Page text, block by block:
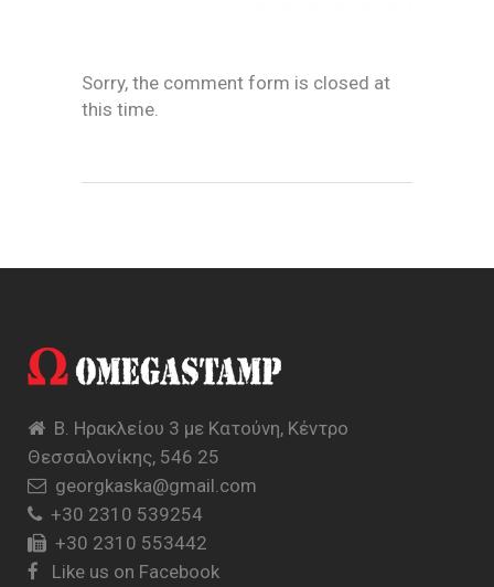
Sorry, the comment form is closed at
this time.
Β. Ηρακλείου 3 με Κατούνη, Κέντρο
Θεσσαλονίκης, 546 25
georgkaska@gmail.com
+30 2310 539254
+30 2310 553442
Like us on Facebook